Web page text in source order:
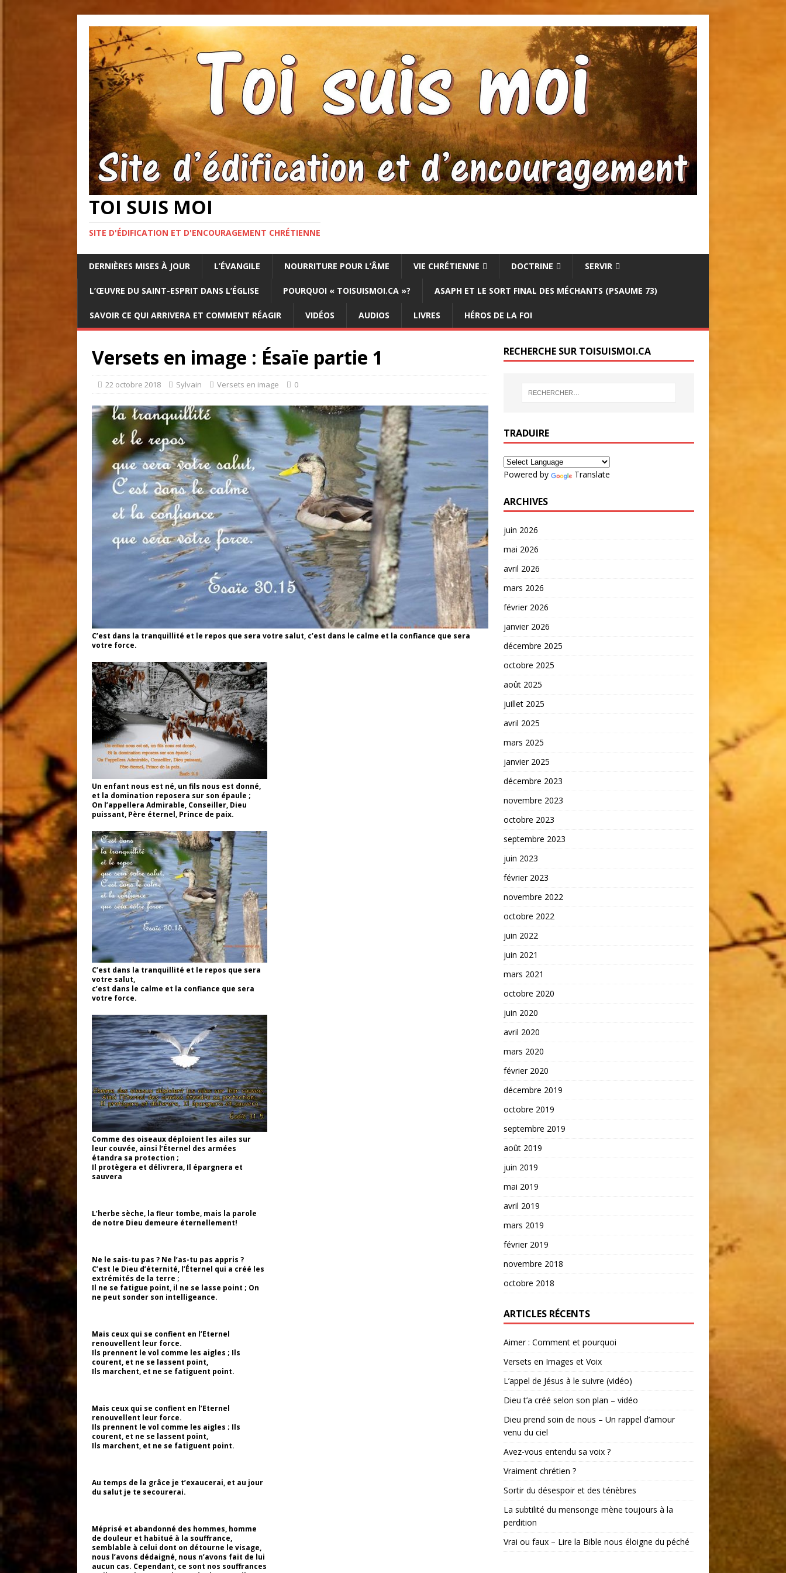
TOI SUIS MOI
SITE D'ÉDIFICATION ET D'ENCOURAGEMENT CHRÉTIENNE
DERNIÈRES MISES À JOUR L’ÉVANGILE NOURRITURE POUR L’ÂME VIE CHRÉTIENNE DOCTRINE SERVIR
L’ŒUVRE DU SAINT-ESPRIT DANS L’ÉGLISE POURQUOI « TOISUISMOI.CA »? ASAPH ET LE SORT FINAL DES MÉCHANTS (PSAUME 73)
SAVOIR CE QUI ARRIVERA ET COMMENT RÉAGIR VIDÉOS AUDIOS LIVRES HÉROS DE LA FOI
Versets en image : Ésaïe partie 1
22 octobre 2018 Sylvain Versets en image 0
C’est dans la tranquillité et le repos que sera votre salut, c’est dans le calme et la confiance que sera
votre force.
Un enfant nous est né, un fils nous est donné,
et la domination reposera sur son épaule ;
On l’appellera Admirable, Conseiller, Dieu
puissant, Père éternel, Prince de paix.
C’est dans la tranquillité et le repos que sera
votre salut,
c’est dans le calme et la confiance que sera
votre force.
Comme des oiseaux déploient les ailes sur
leur couvée, ainsi l’Éternel des armées
étandra sa protection ;
Il protègera et délivrera, Il épargnera et
sauvera
L’herbe sèche, la fleur tombe, mais la parole
de notre Dieu demeure éternellement!
Ne le sais-tu pas ? Ne l’as-tu pas appris ?
C’est le Dieu d’éternité, l’Éternel qui a créé les
extrémités de la terre ;
Il ne se fatigue point, il ne se lasse point ; On
ne peut sonder son intelligeance.
Mais ceux qui se confient en l’Eternel
renouvellent leur force.
Ils prennent le vol comme les aigles ; Ils
courent, et ne se lassent point,
Ils marchent, et ne se fatiguent point.
Mais ceux qui se confient en l’Eternel
renouvellent leur force.
Ils prennent le vol comme les aigles ; Ils
courent, et ne se lassent point,
Ils marchent, et ne se fatiguent point.
Au temps de la grâce je t’exaucerai, et au jour
du salut je te secourerai.
Méprisé et abandonné des hommes, homme
de douleur et habitué à la souffrance,
semblable à celui dont on détourne le visage,
nous l’avons dédaigné, nous n’avons fait de lui
aucun cas. Cependant, ce sont nos souffrances
RECHERCHE SUR TOISUISMOI.CA
TRADUIRE
Powered by Translate
ARCHIVES
juin 2026
mai 2026
avril 2026
mars 2026
février 2026
janvier 2026
décembre 2025
octobre 2025
août 2025
juillet 2025
avril 2025
mars 2025
janvier 2025
décembre 2023
novembre 2023
octobre 2023
septembre 2023
juin 2023
février 2023
novembre 2022
octobre 2022
juin 2022
juin 2021
mars 2021
octobre 2020
juin 2020
avril 2020
mars 2020
février 2020
décembre 2019
octobre 2019
septembre 2019
août 2019
juin 2019
mai 2019
avril 2019
mars 2019
février 2019
novembre 2018
octobre 2018
ARTICLES RÉCENTS
Aimer : Comment et pourquoi
Versets en Images et Voix
L’appel de Jésus à le suivre (vidéo)
Dieu t’a créé selon son plan – vidéo
Dieu prend soin de nous – Un rappel d’amour
venu du ciel
Avez-vous entendu sa voix ?
Vraiment chrétien ?
Sortir du désespoir et des ténèbres
La subtilité du mensonge mène toujours à la
perdition
Vrai ou faux – Lire la Bible nous éloigne du péché